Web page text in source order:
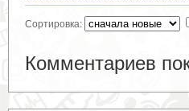
Сортировка:
Комментариев